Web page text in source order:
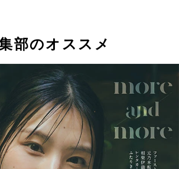
部のオススメ